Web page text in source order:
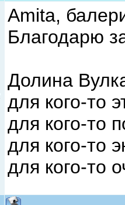
Amita,
Благодарю
Долина
для кого-то
для кого-то
для кого-то
для кого-то